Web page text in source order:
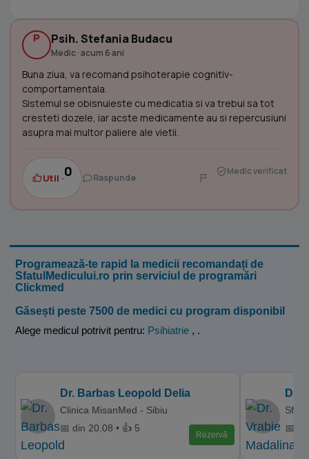
P Psih. Stefania Budacu
Medic · acum 6 ani
Buna ziua, va recomand psihoterapie cognitiv-
comportamentala.
Sistemul se obisnuieste cu medicatia si va trebui sa tot
cresteti dozele, iar acste medicamente au si repercusiuni
asupra mai multor paliere ale vietii.
Util ·0 Raspunde
Medic verificat
Programează-te rapid la medicii recomandați de
SfatulMedicului.ro prin serviciul de programări
Clickmed
Găsești peste 7500 de medici cu program disponibil
Alege medicul potrivit pentru: Psihiatrie , .
Dr. Barbas Leopold Delia
Clinica MisanMed - Sibiu
📅 din 20.08 • 👍 5
Rezervă
Dr.
📅